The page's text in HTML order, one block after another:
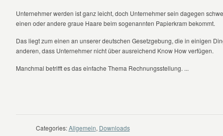
Unternehmer werden ist ganz leicht, doch Unternehmer sein dagegen
einen oder andere graue Haare beim sogenannten Papierkram bekommt.
Das liegt zum einen an unserer deutschen Gesetzgebung, die in einigen
anderen, dass Unternehmer nicht über ausreichend Know How verfügen.
Manchmal betrifft es das einfache Thema Rechnungsstellung. ...
Categories: Allgemein, Downloads